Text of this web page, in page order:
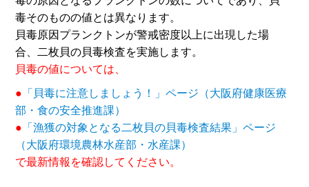
毒そのものの値とは異なります。
貝毒原因プランクトンが警戒密度以上に出現した場
合、二枚貝の貝毒検査を実施します。
貝毒の値については、
● 「貝毒に注意しましょう！」ページ（大阪府健康医療
部・食の安全推進課）
● 「漁獲の対象となる二枚貝の貝毒検査結果」ページ
（大阪府環境農林水産部・水産課）
で最新情報を確認してください。